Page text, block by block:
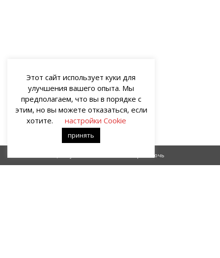
Первая ночь
Этот сайт использует куки для
улучшения вашего опыта. Мы
предполагаем, что вы в порядке с
этим, но вы можете отказаться, если
хотите.
настройки Cookie
принять